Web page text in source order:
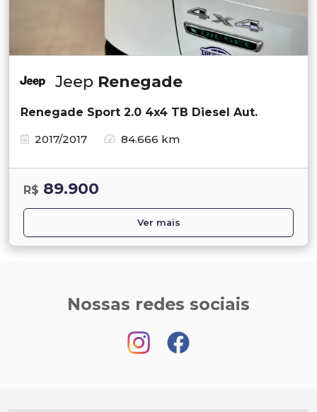
Jeep Renegade
Renegade Sport 2.0 4x4 TB Diesel Aut.
2017/2017
84.666 km
R$ 89.900
Ver mais
Nossas redes sociais